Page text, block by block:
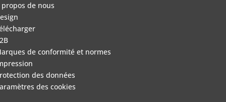
propos de nous
de conformité et normes
des données
des cookies